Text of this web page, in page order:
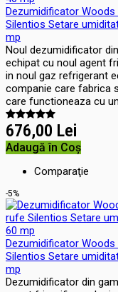
Dezumidificator
Silentios Setare
mp
Noul dezumidificator
echipat cu noul agent
in noul gaz refrigerant
companie care fabrica
care functioneaza cu
676,00 Lei
Adaugă în Coş
Comparaţie
-5%
Dezumidificator
Silentios Setare
mp
Dezumidificator din